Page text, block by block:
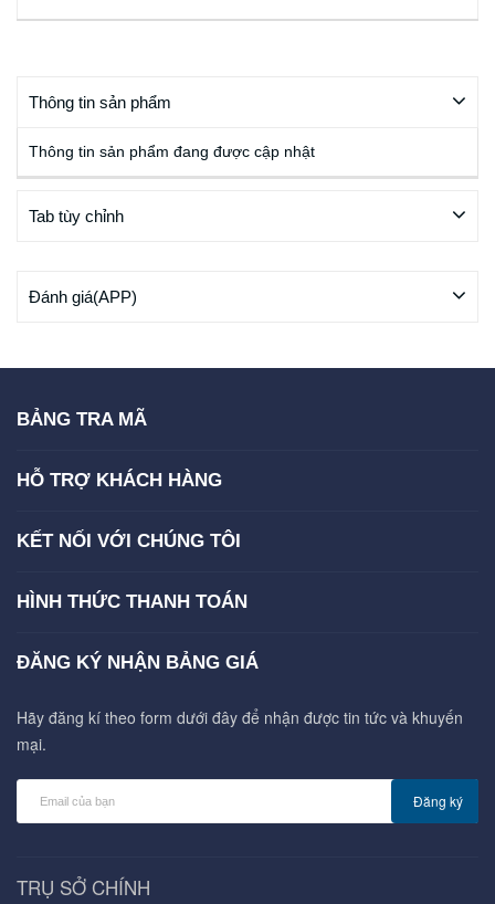
Thông tin sản phẩm
Thông tin sản phẩm đang được cập nhật
Tab tùy chỉnh
Đánh giá(APP)
BẢNG TRA MÃ
HỖ TRỢ KHÁCH HÀNG
KẾT NỐI VỚI CHÚNG TÔI
HÌNH THỨC THANH TOÁN
ĐĂNG KÝ NHẬN BẢNG GIÁ
Hãy đăng kí theo form dưới đây để nhận được tin tức và khuyến
mại.
Đăng ký
TRỤ SỞ CHÍNH